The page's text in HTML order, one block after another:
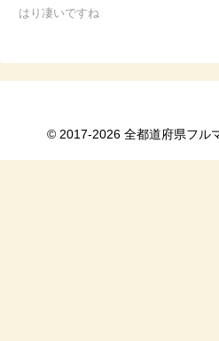
はり凄いですね
© 2017-2026 全都道府県フル